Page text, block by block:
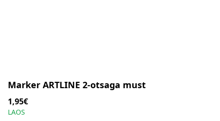
Marker ARTLINE 2-otsaga must
1,95€
LAOS